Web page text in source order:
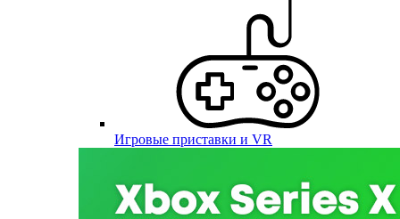
Игровые приставки и VR